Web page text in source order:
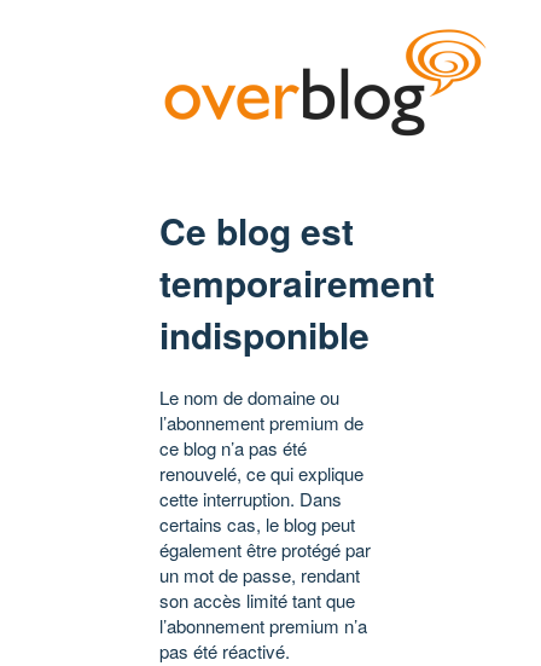
Ce blog est
temporairement
indisponible
Le nom de domaine ou
l’abonnement premium de
ce blog n’a pas été
renouvelé, ce qui explique
cette interruption. Dans
certains cas, le blog peut
également être protégé par
un mot de passe, rendant
son accès limité tant que
l’abonnement premium n’a
pas été réactivé.